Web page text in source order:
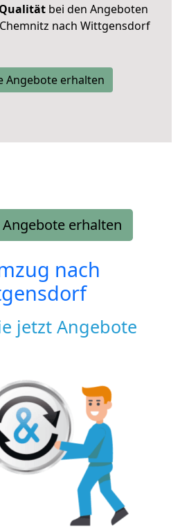
bei den Angeboten
nach Wittgensdorf
Angebote erhalten
erhalten
nach
jetzt Angebote